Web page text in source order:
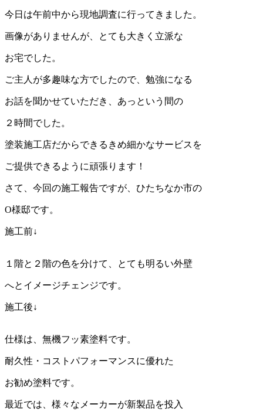
今日は午前中から現地調査に行ってきました。
画像がありませんが、とても大きく立派な
お宅でした。
ご主人が多趣味な方でしたので、勉強になる
お話を聞かせていただき、あっという間の
２時間でした。
塗装施工店だからできるきめ細かなサービスを
ご提供できるように頑張ります！
さて、今回の施工報告ですが、ひたちなか市の
O様邸です。
施工前↓
１階と２階の色を分けて、とても明るい外壁
へとイメージチェンジです。
施工後↓
仕様は、無機フッ素塗料です。
耐久性・コストパフォーマンスに優れた
お勧め塗料です。
最近では、様々なメーカーが新製品を投入